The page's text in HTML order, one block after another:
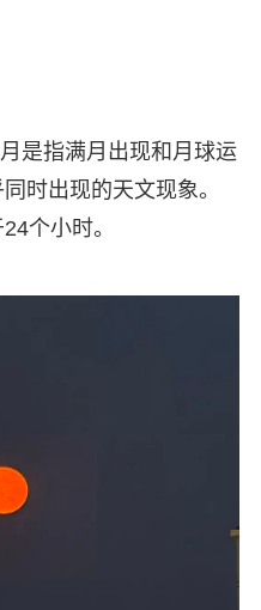
是指满月出现和月球运
时出现的天文现象。
个小时。